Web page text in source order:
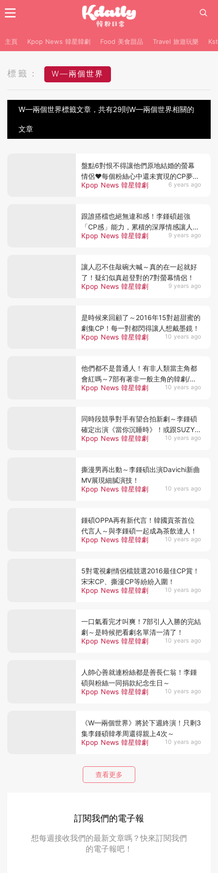
主頁 Kpop News 韓星韓劇 Food 美食甜品 Travel 旅遊玩樂
標籤： W—兩個世界
W—兩個世界標籤文章，共有29則W—兩個世界相關的
文章
Kpop News 韓星韓劇 6 years ago
盤點6對恨不得讓他們原地結婚的螢幕
情侶♥每個粉絲心中還未實現的CP夢啊
～
Kpop News 韓星韓劇 9 years ago
跟誰搭檔也絕無違和感！李鍾碩超強
「CP感」能力，累積的深厚情感讓人大
呼羨幕～
Kpop News 韓星韓劇 9 years ago
讓人忍不住敲碗大喊～真的在一起就好
了！疑幻似真超登對的7對螢幕情侶！
Kpop News 韓星韓劇 10 years ago
是時候來回顧了～2016年15對超甜蜜的
劇集CP！每一對都閃得讓人想戴墨鏡！
Kpop News 韓星韓劇 10 years ago
他們都不是普通人！有非人類當主角都
會紅嗎～7部有著非一般主角的韓劇/電
影～
Kpop News 韓星韓劇 10 years ago
同時段競爭對手有望合拍新劇～李鍾碩
確定出演《當你沉睡時》！或跟SUZY
演對手戲！
Kpop News 韓星韓劇 10 years ago
撕漫男再出動～李鍾碩出演Davichi新曲
MV展現細膩演技！
Kpop News 韓星韓劇 10 years ago
鍾碩OPPA再有新代言！韓國貢茶首位
代言人～與李鍾碩一起成為茶飲達人！
Kpop News 韓星韓劇 10 years ago
5對電視劇情侶檔競選2016最佳CP賞！
宋宋CP、撕漫CP等紛紛入圍！
Kpop News 韓星韓劇 10 years ago
一口氣看完才叫爽！7部引人入勝的完結
劇～是時候把看劇名單清一清了！
Kpop News 韓星韓劇 10 years ago
人帥心善就連粉絲都是善長仁翁！李鍾
碩與粉絲一同捐款紀念生日～
Kpop News 韓星韓劇 10 years ago
《W—兩個世界》將於下週終演！只剩3
集李鍾碩韓孝周還得親上4次～
查看更多
訂閱我們的電子報
想每週接收我們的最新文章嗎？快來訂閱我們
的電子報吧！